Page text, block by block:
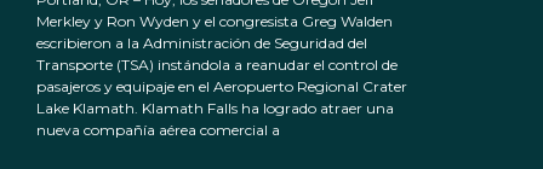
Merkley y Ron Wyden y el congresista Greg Walden
escribieron a la Administración de Seguridad del
Transporte (TSA) instándola a reanudar el control de
pasajeros y equipaje en el Aeropuerto Regional Crater
Lake KIamath. Klamath Falls ha logrado atraer una
nueva compañía aérea comercial a